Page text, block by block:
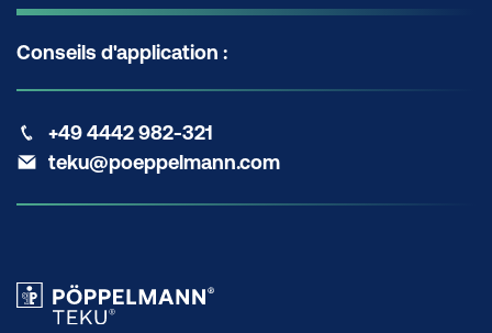
Conseils d'application :
+49 4442 982-321
teku@poeppelmann.com